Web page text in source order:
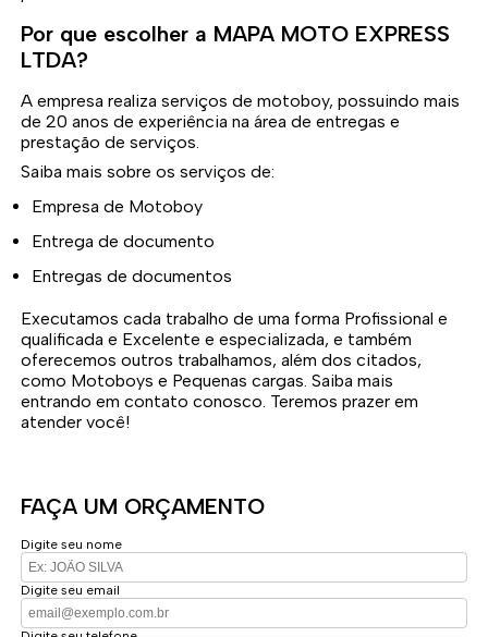
Por que escolher a MAPA MOTO EXPRESS
LTDA?
A empresa realiza serviços de motoboy, possuindo mais
de 20 anos de experiência na área de entregas e
prestação de serviços.
Saiba mais sobre os serviços de:
Empresa de Motoboy
Entrega de documento
Entregas de documentos
Executamos cada trabalho de uma forma Profissional e
qualificada e Excelente e especializada, e também
oferecemos outros trabalhamos, além dos citados,
como Motoboys e Pequenas cargas. Saiba mais
entrando em contato conosco. Teremos prazer em
atender você!
FAÇA UM ORÇAMENTO
Digite seu nome
Digite seu email